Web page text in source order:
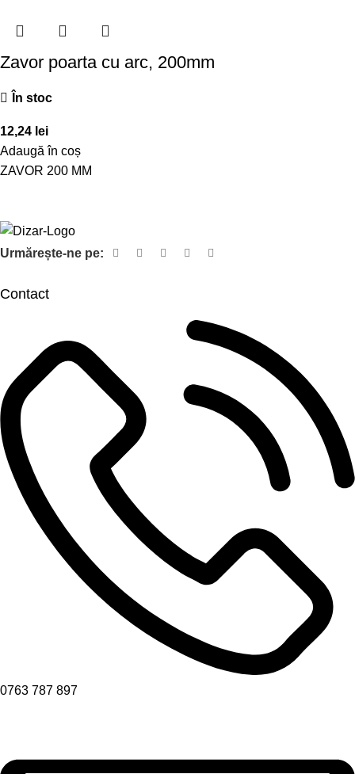
Zavor poarta cu arc, 200mm
În stoc
12,24 lei
Adaugă în coș
ZAVOR 200 MM
Urmărește-ne pe:
Contact
0763 787 897